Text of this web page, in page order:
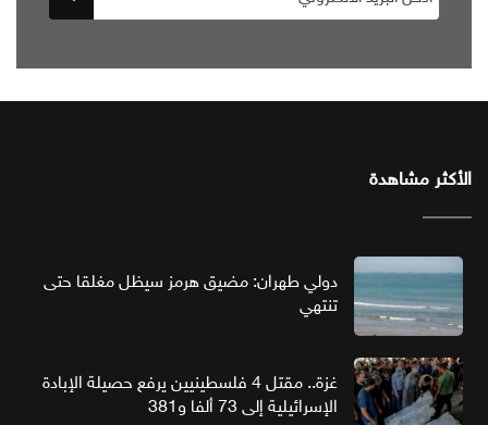
الأكثر مشاهدة
دولي طهران: مضيق هرمز سيظل مغلقا حتى
تنتهي
غزة.. مقتل 4 فلسطينيين يرفع حصيلة الإبادة
الإسرائيلية إلى 73 ألفا و381